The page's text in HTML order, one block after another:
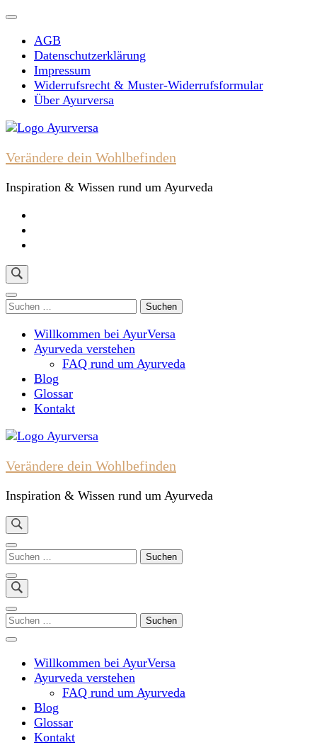
Skip
content
(Press
Enter)
AGB
Datenschutzerklärung
Impressum
Widerrufsrecht & Muster-Widerrufsformular
Über Ayurversa
Verändere dein Wohlbefinden
Inspiration & Wissen rund um Ayurveda
Suchen
Willkommen bei AyurVersa
Ayurveda verstehen
FAQ rund um Ayurveda
Blog
Glossar
Kontakt
Verändere dein Wohlbefinden
Inspiration & Wissen rund um Ayurveda
Suchen
nach:
Suchen
Willkommen bei AyurVersa
Ayurveda verstehen
FAQ rund um Ayurveda
Blog
Glossar
Kontakt